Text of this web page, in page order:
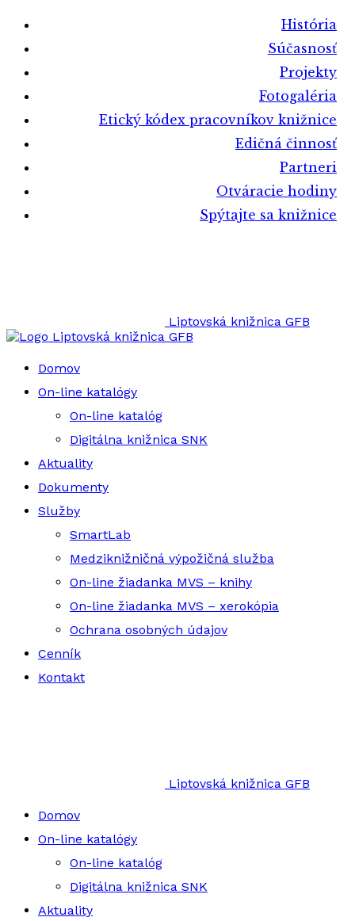
História
Súčasnosť
Projekty
Fotogaléria
Etický kódex pracovníkov knižnice
Edičná činnosť
Partneri
Otváracie hodiny
Spýtajte sa knižnice
Liptovská knižnica GFB
Liptovská knižnica GFB
Domov
On-line katalógy
On-line katalóg
Digitálna knižnica SNK
Aktuality
Dokumenty
Služby
SmartLab
Medziknižničná výpožičná služba
On-line žiadanka MVS – knihy
On-line žiadanka MVS – xerokópia
Ochrana osobných údajov
Cenník
Kontakt
Liptovská knižnica GFB
Domov
On-line katalógy
On-line katalóg
Digitálna knižnica SNK
Aktuality